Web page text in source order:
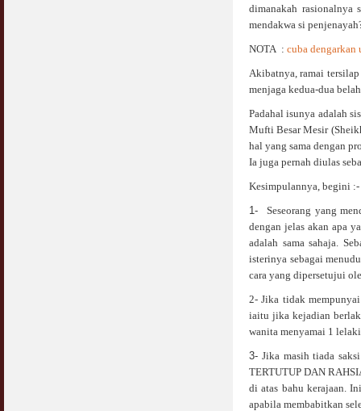
dimanakah
mendakwa si
NOTA : cuba
Akibatnya, ramai
menjaga kedua-dua
Padahal isunya adalah
Mufti Besar Mesir
hal yang sama dengan
Ia juga pernah diulas
Kesimpulannya, begini :-
1- Seseorang yang
dengan jelas akan apa
adalah sama sahaja.
isterinya sebagai
cara yang dipersetujui
2- Jika tidak
iaitu jika kejadian
wanita menyamai 1
3-Jika masih tiada
TERTUTUP DAN
di atas bahu kerajaan.
apabila membabitkan